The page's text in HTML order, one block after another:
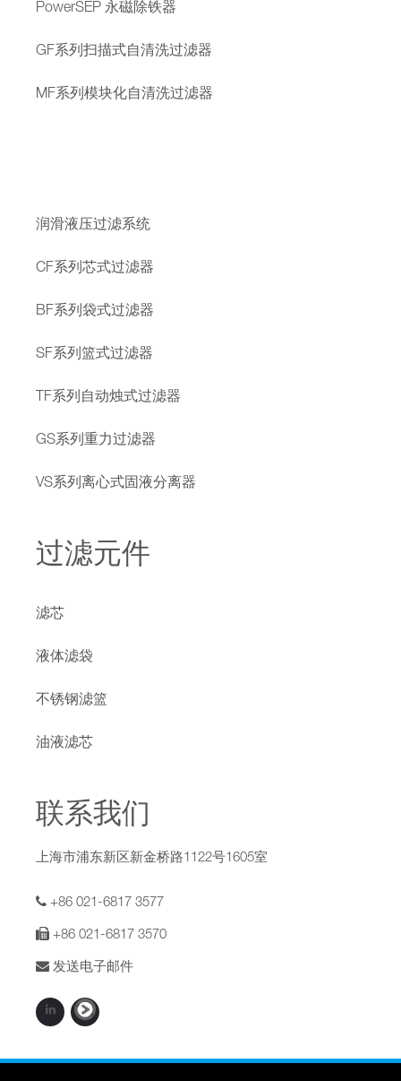
PowerSEP 永磁除铁器
GF系列扫描式自清洗过滤器
MF系列模块化自清洗过滤器
润滑液压过滤系统
CF系列芯式过滤器
BF系列袋式过滤器
SF系列篮式过滤器
TF系列自动烛式过滤器
GS系列重力过滤器
VS系列离心式固液分离器
过滤元件
滤芯
液体滤袋
不锈钢滤篮
油液滤芯
联系我们
上海市浦东新区新金桥路1122号1605室
+86 021-6817 3577
+86 021-6817 3570
发送电子邮件